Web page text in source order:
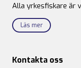
Alla yrkesfiskare är
Läs mer
Kontakta oss